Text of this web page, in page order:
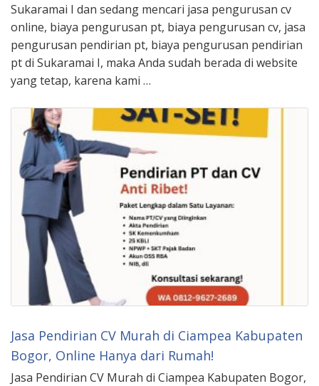
Sukaramai I dan sedang mencari jasa pengurusan cv
online, biaya pengurusan pt, biaya pengurusan cv, jasa
pengurusan pendirian pt, biaya pengurusan pendirian
pt di Sukaramai I, maka Anda sudah berada di website
yang tetap, karena kami …
Jasa Pendirian CV Murah di Ciampea Kabupaten
Bogor, Online Hanya dari Rumah!
Jasa Pendirian CV Murah di Ciampea Kabupaten Bogor,